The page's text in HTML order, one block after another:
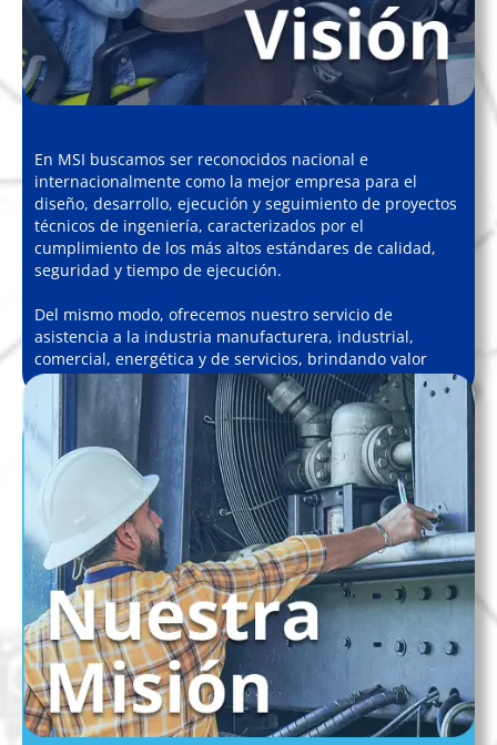
En MSI buscamos ser reconocidos nacional e
internacionalmente como la mejor empresa para el
diseño, desarrollo, ejecución y seguimiento de proyectos
técnicos de ingeniería, caracterizados por el
cumplimiento de los más altos estándares de calidad,
seguridad y tiempo de ejecución.
Del mismo modo, ofrecemos nuestro servicio de
asistencia a la industria manufacturera, industrial,
comercial, energética y de servicios, brindando valor
agregado a nuestros clientes y asociados.